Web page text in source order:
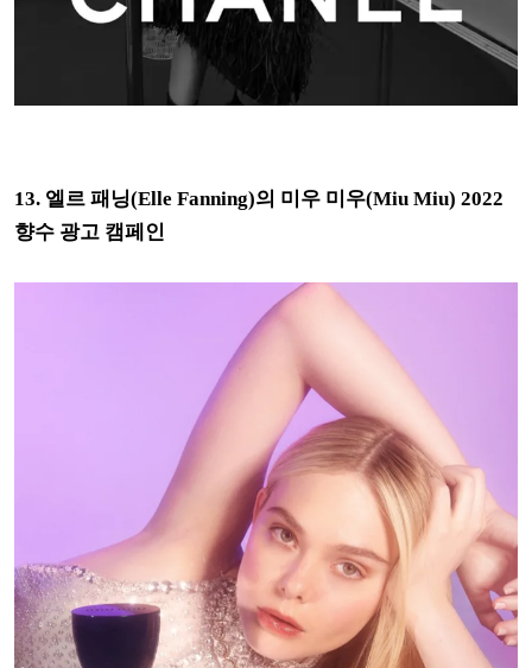
13. 엘르 패닝(Elle Fanning)의 미우 미우(Miu Miu) 2022
향수 광고 캠페인